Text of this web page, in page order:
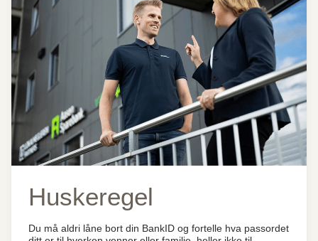
Huskeregel
Du må aldri låne bort din BankID og fortelle hva passordet